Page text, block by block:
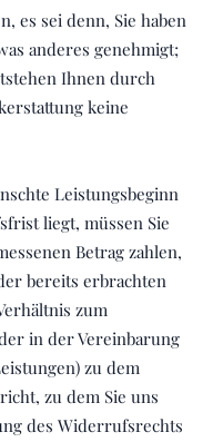
es sei denn, Sie haben
anderes genehmigt;
Ihnen durch
keine
Leistungsbeginn
liegt, müssen Sie
Betrag zahlen,
bereits erbrachten
zum
in der Vereinbarung
zu dem
zu dem Sie uns
des Widerrufsrechts